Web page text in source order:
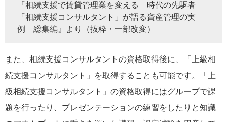
『相続支援で賃貸管理業を変える 時代の先駆者
「相続支援コンサルタント」が語る資産管理の実
例 総集編』より（抜粋・一部改変）
また、相続支援コンサルタントの資格取得後に、「上級相
続支援コンサルタント」を取得することも可能です。「上
級相続支援コンサルタント」の資格取得にはグループで課
題を行ったり、プレゼンテーションの練習をしたりと知識